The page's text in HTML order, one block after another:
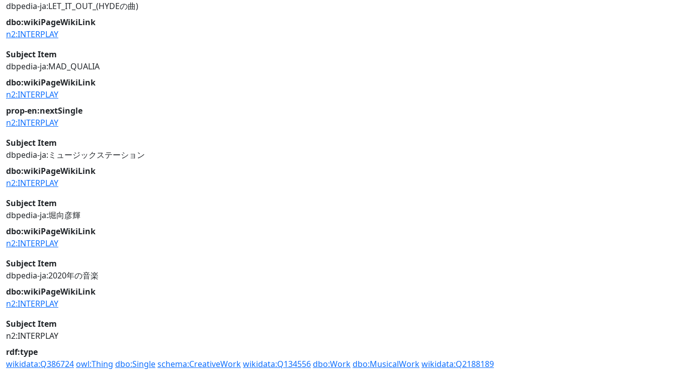
dbpedia-ja:LET_IT_OUT_(HYDEの曲)
dbo:wikiPageWikiLink
n2:INTERPLAY
Subject Item
dbpedia-ja:MAD_QUALIA
dbo:wikiPageWikiLink
n2:INTERPLAY
prop-en:nextSingle
n2:INTERPLAY
Subject Item
dbpedia-ja:ミュージックステーション
dbo:wikiPageWikiLink
n2:INTERPLAY
Subject Item
dbpedia-ja:堀向彦輝
dbo:wikiPageWikiLink
n2:INTERPLAY
Subject Item
dbpedia-ja:2020年の音楽
dbo:wikiPageWikiLink
n2:INTERPLAY
Subject Item
n2:INTERPLAY
rdf:type
wikidata:Q386724owl:Thing dbo:Singleschema:CreativeWorkwikidata:Q134556dbo:Workdbo:MusicalWorkwikidata:Q2188189